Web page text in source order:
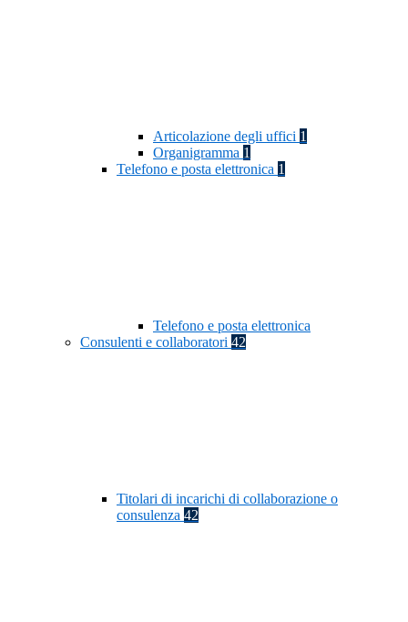
Articolazione degli uffici 1
Organigramma 1
Telefono e posta elettronica 1
Telefono e posta elettronica
Consulenti e collaboratori 42
Titolari di incarichi di collaborazione o
consulenza 42